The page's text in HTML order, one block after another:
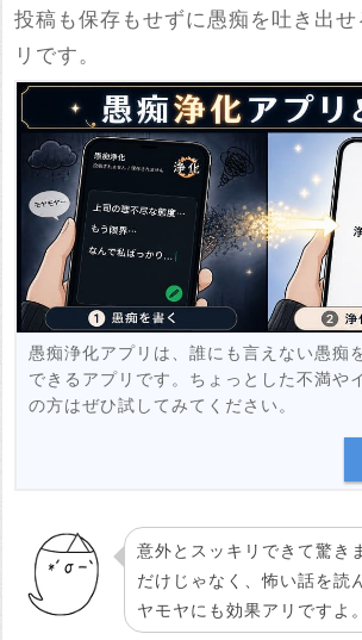
※YouTubeのURL
例：https://www.youtube.com/
例：https://youtu.be/***********
投稿す
投稿も保存もせずに愚痴を吐き出
リです。
愚痴浄化アプリは、誰にも言えない愚痴
できるアプリです。ちょっとした不満や
の方はぜひ試してみてください。
意外とスッキリできて驚き
だけじゃなく、怖い話を読
ヤモヤにも効果アリですよ。